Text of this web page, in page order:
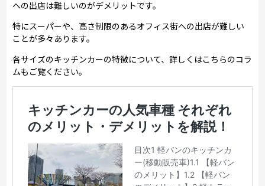
への出店は難しいのがデメリットです。
特にスーパーや、高さ制限のあるオフィス街への出店が難しい
ことが多々あります。
各サイズのキッチンカーの特徴について、詳しくはこちらのコラ
ムもご覧ください。